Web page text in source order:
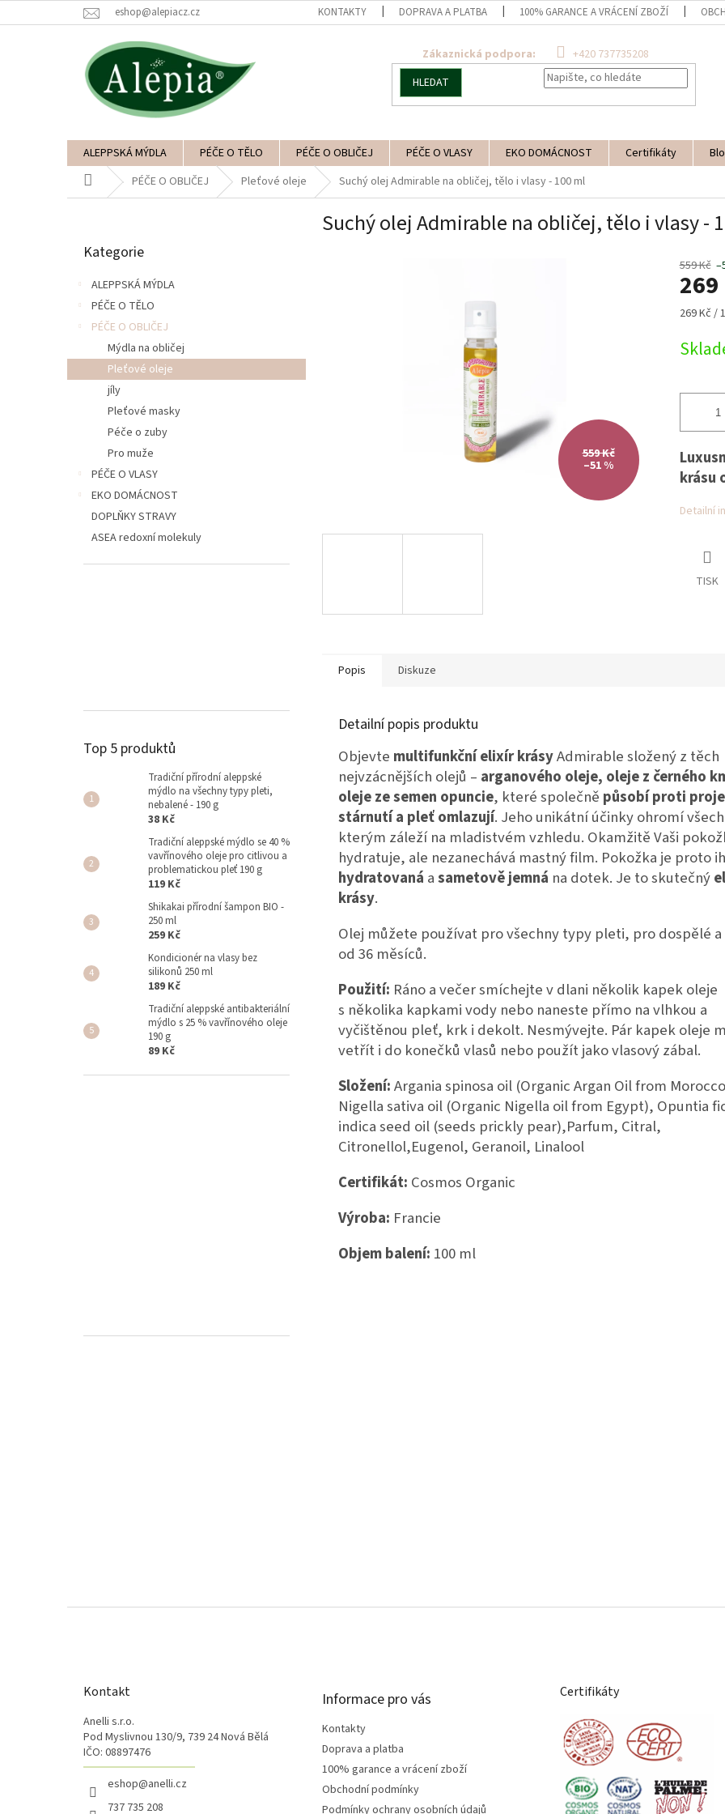
na
eshop@alepiacz.cz KONTAKTY DOPRAVA A PLATBA 100% GARANCE A VRÁCENÍ ZBOŽÍ
Zákaznická podpora:
+420 737735208
HLEDAT
ALEPPSKÁ MÝDLA PÉČE O TĚLO PÉČE O OBLIČEJ PÉČE O VLASY EKO DOMÁCNOST Certifikáty
Domů PÉČE O OBLIČEJ Pleťové oleje Suchý olej Admirable na obličej, tělo i vlasy - 100 ml
a
kategorie
Kategorie
ALEPPSKÁ MÝDLA
PÉČE O TĚLO
PÉČE O OBLIČEJ
Mýdla na obličej
Pleťové oleje
jíly
Pleťové masky
Péče o zuby
Pro muže
PÉČE O VLASY
EKO DOMÁCNOST
DOPLŇKY STRAVY
ASEA redoxní molekuly
Top 5 produktů
Tradiční přírodní aleppské
mýdlo na všechny typy pleti,
nebalené - 190 g
38 Kč
Tradiční aleppské mýdlo se 40 %
vavřínového oleje pro citlivou a
problematickou pleť 190 g
119 Kč
Shikakai přírodní šampon BIO -
250 ml
259 Kč
Kondicionér na vlasy bez
silikonů 250 ml
189 Kč
Tradiční aleppské antibakteriální
mýdlo s 25 % vavřínového oleje
190 g
89 Kč
Suchý olej Admirable na obličej, tělo i vlasy -
559 Kč
–51 %
559 Kč
269
Měrná
269 Kč /
krásu
Detailní
TISK
Popis Diskuze
Detailní popis produktu
Objevte multifunkční elixír krásyAdmirable složený z těch
nejvzácnějších olejů – arganového oleje, oleje z černého
oleje ze semen opuncie, které společně působí proti
stárnutí a pleť omlazují. Jeho unikátní účinky ohromí
kterým záleží na mladistvém vzhledu. Okamžitě Vaši
hydratuje, ale nezanechává mastný film. Pokožka je proto
hydratovaná asametově jemná na dotek. Je to skutečný
krásy.
Olej můžete používat pro všechny typy pleti, pro dospělé
od 36 měsíců.
Použití: Ráno a večer smíchejte v dlani několik kapek oleje
s několika kapkami vody nebo naneste přímo na vlhkou a
vyčištěnou pleť, krk i dekolt. Nesmývejte. Pár kapek oleje
vetřít i do konečků vlasů nebo použít jako vlasový zábal.
Složení:Argania spinosa oil (Organic Argan Oil from
Nigella sativa oil (Organic Nigella oil from Egypt), Opuntia
indica seed oil (seeds prickly pear),Parfum, Citral,
Citronellol,Eugenol, Geranoil, Linalool
Certifikát: Cosmos Organic
Výroba: Francie
Objem balení: 100 ml
Kontakt
Anelli s.r.o.
Pod Myslivnou 130/9, 739 24 Nová Bělá
IČO: 08897476
eshop@anelli.cz
737 735 208
Informace pro vás
Kontakty
Doprava a platba
100% garance a vrácení zboží
Obchodní podmínky
Podmínky ochrany osobních údajů
Certifikáty